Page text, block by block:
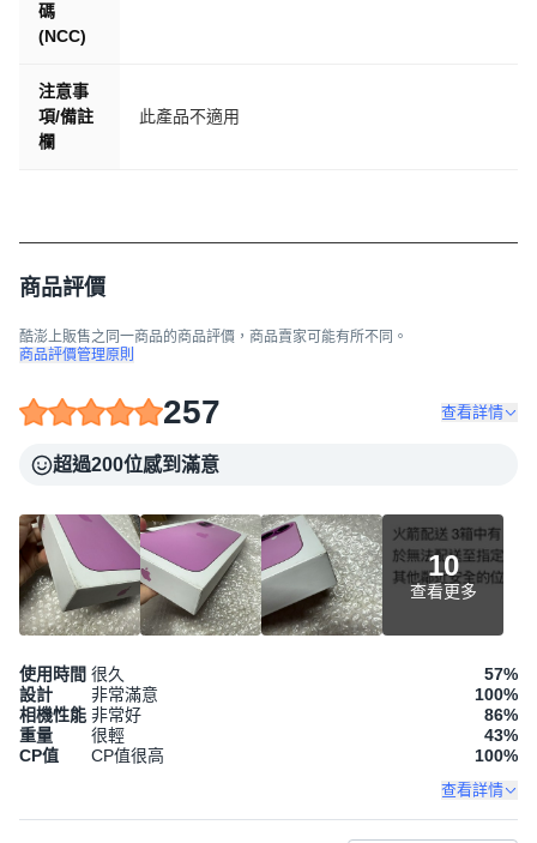
碼
(NCC)
注意事
項/備註
欄
此產品不適用
商品評價
酷澎上販售之同一商品的商品評價，商品賣家可能有所不同。
商品評價管理原則
257 查看詳情
超過200位感到滿意
10
查看更多
使用時間 很久 57%
設計
非常滿意 100%
相機性能 非常好 86%
重量
很輕 43%
CP值
CP值很高 100%
查看詳情